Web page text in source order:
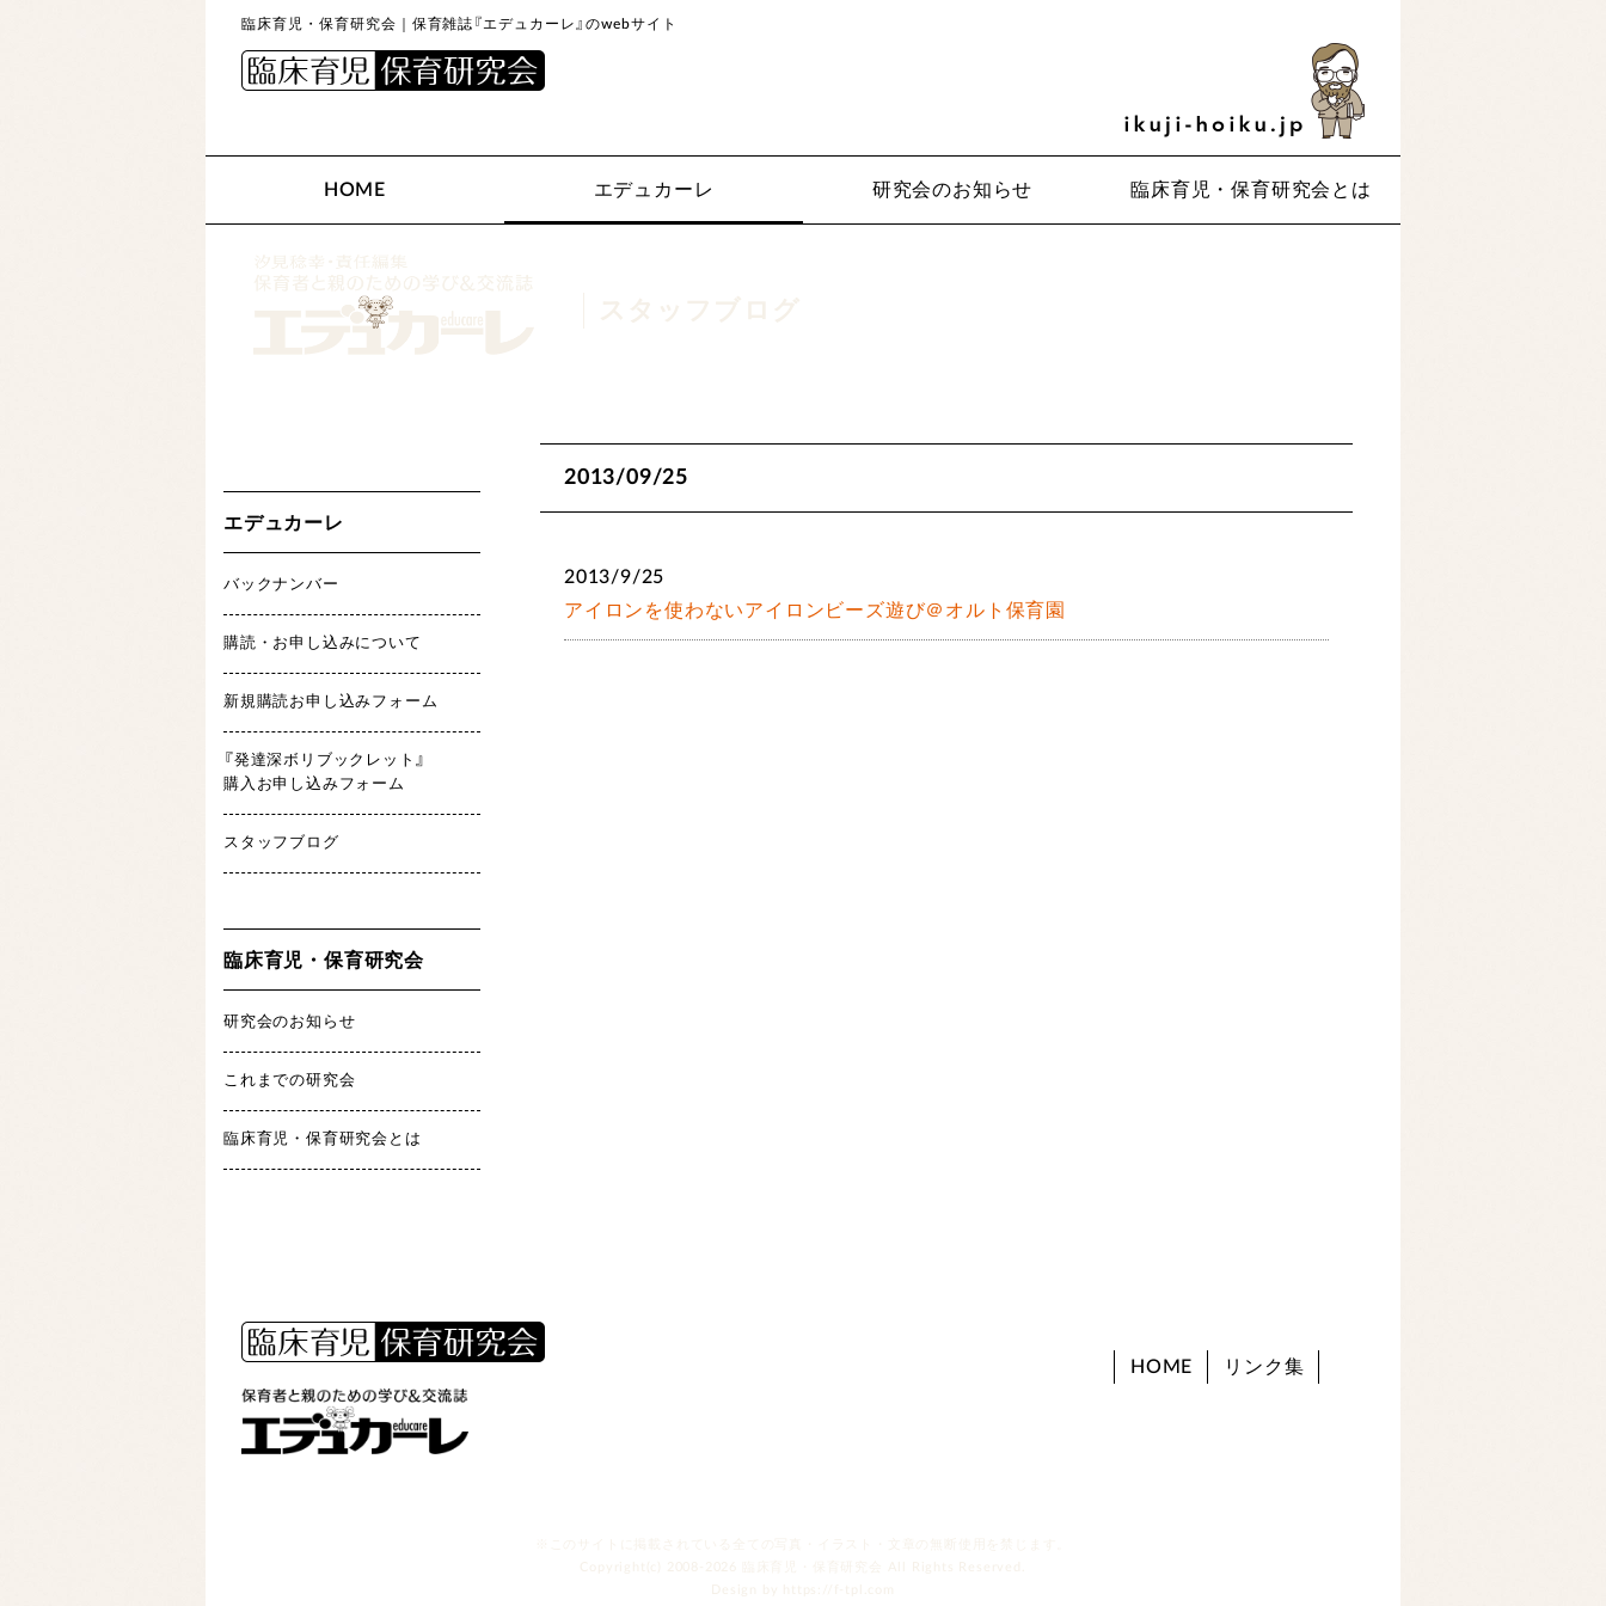
臨床育児・保育研究会｜保育雑誌『エデュカーレ』のwebサイト
HOME エデュカーレ 研究会のお知らせ 臨床育児・保育研究会とは
2013/09/25
2013/9/25
アイロンを使わないアイロンビーズ遊び＠オルト保育園
エデュカーレ
バックナンバー
購読・お申し込みについて
新規購読お申し込みフォーム
『発達深ボリブックレット』
購入お申し込みフォーム
スタッフブログ
臨床育児・保育研究会
研究会のお知らせ
これまでの研究会
臨床育児・保育研究会とは
HOME リンク集